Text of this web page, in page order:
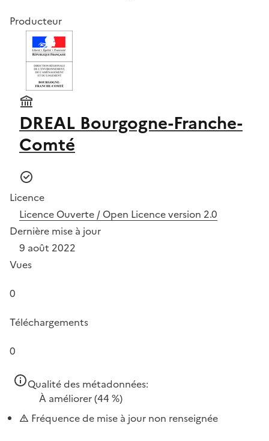
Producteur
DREAL Bourgogne-Franche-
Comté
Licence
Licence Ouverte / Open Licence version 2.0
Dernière mise à jour
9 août 2022
Vues
0
Téléchargements
0
Qualité des métadonnées:
À améliorer(44 %)
Fréquence de mise à jour non renseignée